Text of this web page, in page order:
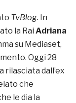
TvBlog. In
la Rai Adriana
su Mediaset,
Oggi 28
dall’ex
che
le dia la